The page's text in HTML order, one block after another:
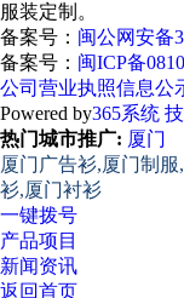
服装定制。
备案号： 闽公网安备
备案号： 闽ICP备
公司营业执照信息公
Powered by365系统
热门城市推广: 厦门
厦门广告衫,厦门制
衫,厦门衬衫
一键拨号
产品项目
新闻资讯
返回首页